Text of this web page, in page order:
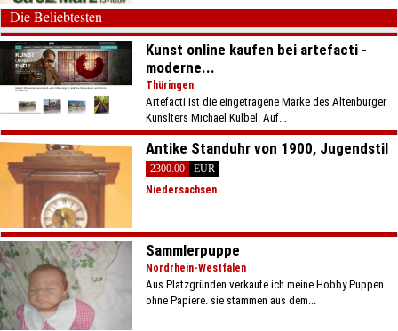
Die Beliebtesten
Kunst online kaufen bei artefacti -
moderne...
Thüringen
Artefacti ist die eingetragene Marke des Altenburger
Künslters Michael Külbel. Auf...
Antike Standuhr von 1900, Jugendstil
2300.00
EUR
Niedersachsen
Sammlerpuppe
Nordrhein-Westfalen
Aus Platzgründen verkaufe ich meine Hobby Puppen
ohne Papiere. sie stammen aus dem...